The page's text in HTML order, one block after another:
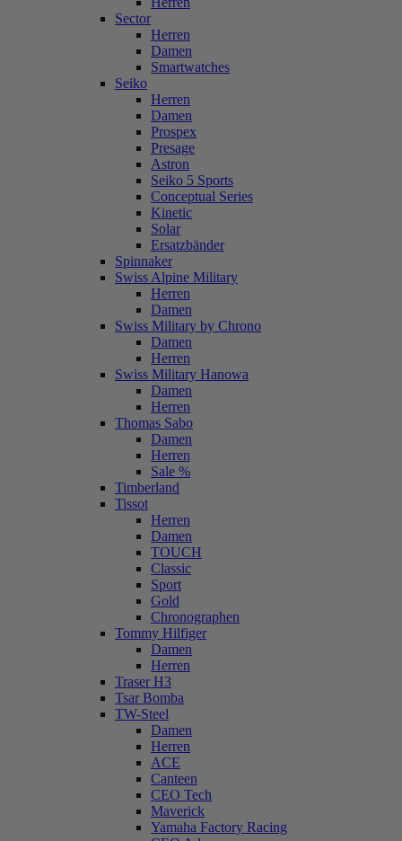
Sector
Herren
Damen
Smartwatches
Seiko
Herren
Damen
Prospex
Presage
Astron
Seiko 5 Sports
Conceptual Series
Kinetic
Solar
Ersatzbänder
Spinnaker
Swiss Alpine Military
Herren
Damen
Swiss Military by Chrono
Damen
Herren
Swiss Military Hanowa
Damen
Herren
Thomas Sabo
Damen
Herren
Sale %
Timberland
Tissot
Herren
Damen
TOUCH
Classic
Sport
Gold
Chronographen
Tommy Hilfiger
Damen
Herren
Traser H3
Tsar Bomba
TW-Steel
Damen
Herren
ACE
Canteen
CEO Tech
Maverick
Yamaha Factory Racing